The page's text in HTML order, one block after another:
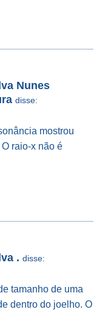
Nunes
disse:
mostrou
raio-x não é
. disse:
tamanho de uma
dentro do joelho. O